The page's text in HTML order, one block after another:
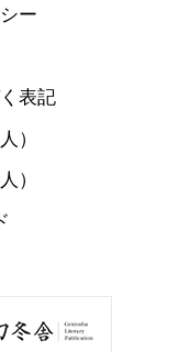
ー
表記
）
）